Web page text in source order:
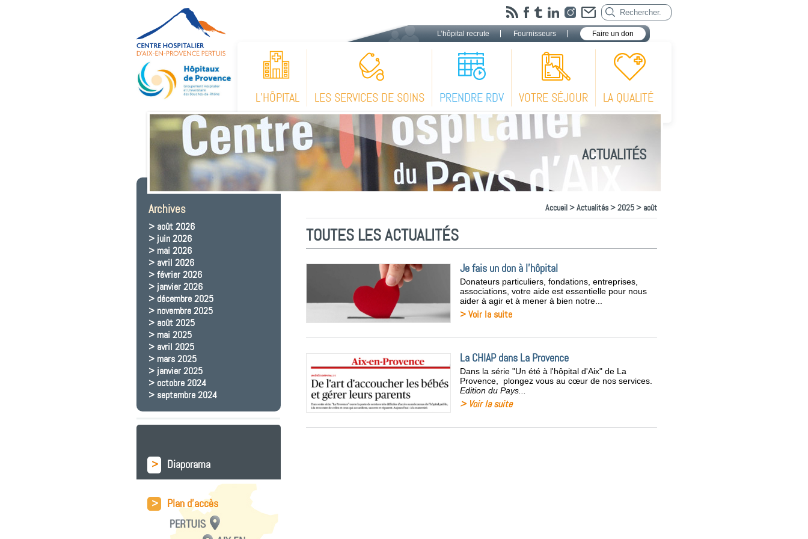
L’hôpital recrute Fournisseurs Faire un don
L’HÔPITAL LES SERVICES DE SOINS PRENDRE RDV VOTRE SÉJOUR LA QUALITÉ
ACTUALITÉS
Archives
août 2026
juin 2026
mai 2026
avril 2026
février 2026
janvier 2026
décembre 2025
novembre 2025
août 2025
mai 2025
avril 2025
mars 2025
janvier 2025
octobre 2024
septembre 2024
> Diaporama
> Plan d'accès
Accueil>Actualités>2025> août
TOUTES LES ACTUALITÉS
Je fais un don à l’hôpital
Donateurs particuliers, fondations, entreprises,
associations, votre aide est essentielle pour nous
aider à agir et à mener à bien notre...
> Voir la suite
La CHIAP dans La Provence
Dans la série "Un été à l'hôpital d'Aix" de La
Provence, plongez vous au cœur de nos services.
Edition du Pays...
> Voir la suite